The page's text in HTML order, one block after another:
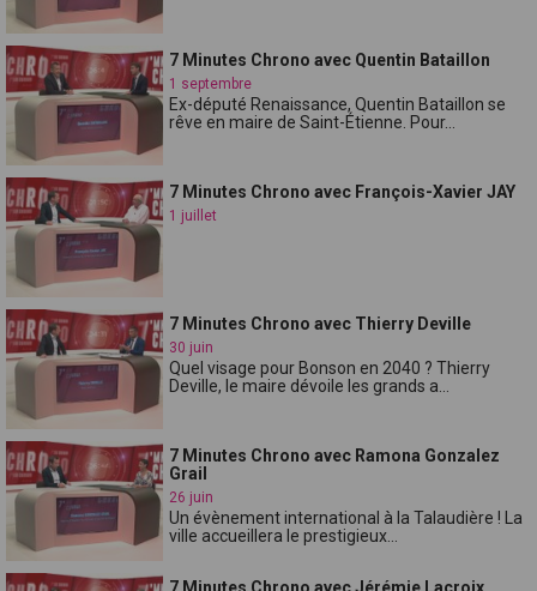
7 Minutes Chrono avec Quentin Bataillon
1 septembre
Ex-député Renaissance, Quentin Bataillon se
rêve en maire de Saint-Étienne. Pour...
7 Minutes Chrono avec François-Xavier JAY
1 juillet
7 Minutes Chrono avec Thierry Deville
30 juin
Quel visage pour Bonson en 2040 ? Thierry
Deville, le maire dévoile les grands a...
7 Minutes Chrono avec Ramona Gonzalez
Grail
26 juin
Un évènement international à la Talaudière ! La
ville accueillera le prestigieux...
7 Minutes Chrono avec Jérémie Lacroix